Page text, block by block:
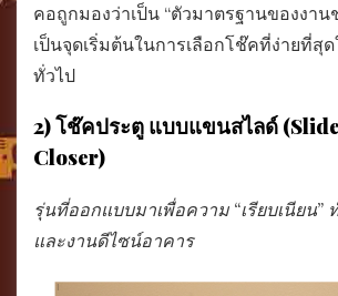
คอถูกมองว่าเป็น “ตัวมาตรฐานของงาน
เป็นจุดเริ่มต้นในการเลือกโช๊คที่ง่ายที่สุ
ทั่วไป
2) โช๊คประตู แบบแขนสไลด์
Closer)
รุ่นที่ออกแบบมาเพื่อความ “เรียบเนียน”
และงานดีไซน์อาคาร